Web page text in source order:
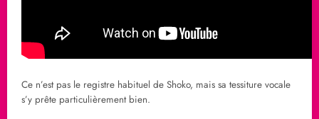
Ce n’est pas le registre habituel de Shoko, mais sa tessiture vocale
s’y prête particulièrement bien.